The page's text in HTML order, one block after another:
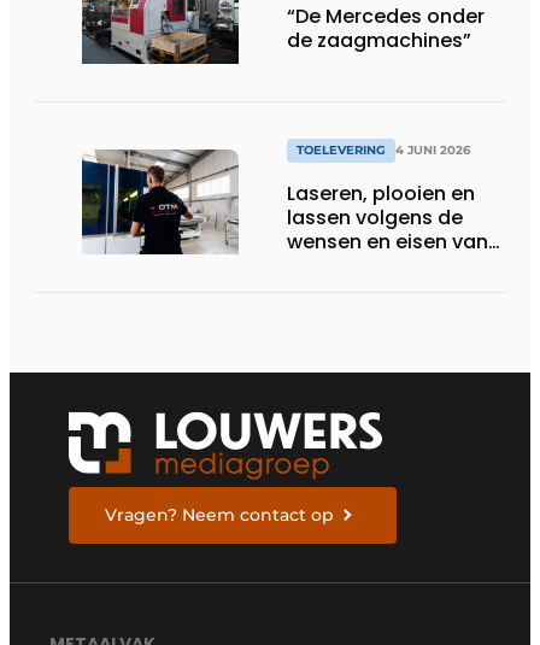
“De Mercedes onder
de zaagmachines”
TOELEVERING 4 JUNI 2026
Laseren, plooien en
lassen volgens de
wensen en eisen van
Vragen? Neem contact op